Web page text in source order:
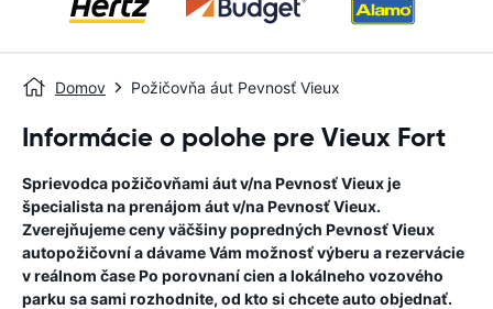
Domov Požičovňa áut Pevnosť Vieux
Informácie o polohe pre Vieux Fort
Sprievodca požičovňami áut v/naPevnosť Vieuxje
špecialista na prenájom áut v/naPevnosť Vieux.
Zverejňujeme ceny väčšiny popredných Pevnosť Vieux
autopožičovní a dávame Vám možnosť výberu a rezervácie
v reálnom čase Po porovnaní cien a lokálneho vozového
parku sa sami rozhodnite, od kto si chcete auto objednať.